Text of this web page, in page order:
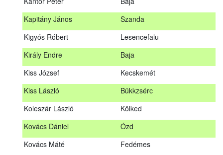
Kapitány János
Szanda
Kigyós Róbert
Lesencefalu
Király Endre
Baja
Kiss József
Kecskemét
Kiss László
Bükkzsérc
Koleszár László
Kölked
Kovács Dániel
Ózd
Kovács Máté
Fedémes
Veresegyház
Juhász Milán
Kámi Márk
Kántor Péter
Baja